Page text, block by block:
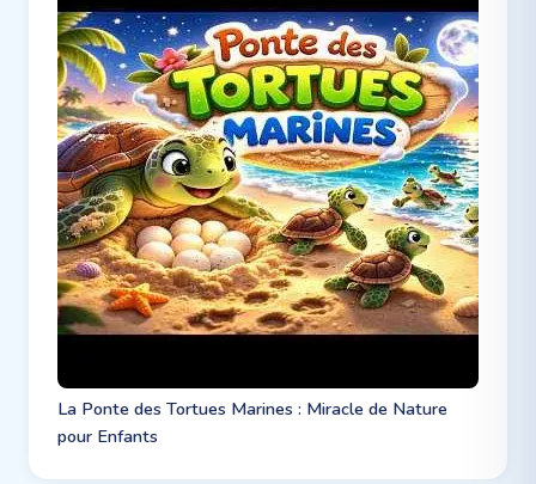
La Ponte des Tortues Marines : Miracle de Nature
pour Enfants